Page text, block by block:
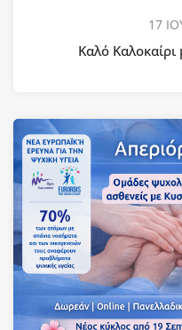
17
Καλό